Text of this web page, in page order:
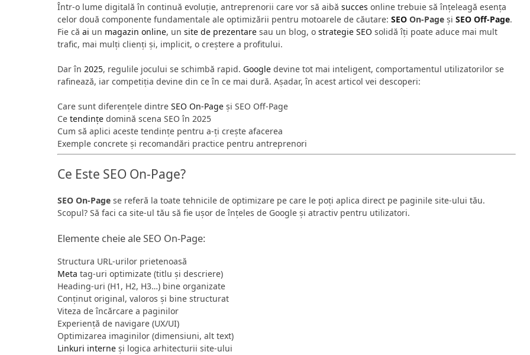
Într-o lume digitală în continuă evoluție, antreprenorii care vor să aibă succes online trebuie să înțeleagă esența
celor două componente fundamentale ale optimizării pentru motoarele de căutare: SEO On-Page și SEO Off-Page.
Fie că ai un magazin online, un site de prezentare sau un blog, o strategie SEO solidă îți poate aduce mai mult
trafic, mai mulți clienți și, implicit, o creștere a profitului.
Dar în 2025, regulile jocului se schimbă rapid. Google devine tot mai inteligent, comportamentul utilizatorilor se
rafinează, iar competiția devine din ce în ce mai dură. Așadar, în acest articol vei descoperi:
Care sunt diferențele dintre SEO On-Page și SEO Off-Page
Ce tendințe domină scena SEO în 2025
Cum să aplici aceste tendințe pentru a-ți crește afacerea
Exemple concrete și recomandări practice pentru antreprenori
Ce Este SEO On-Page?
SEO On-Page se referă la toate tehnicile de optimizare pe care le poți aplica direct pe paginile site-ului tău.
Scopul? Să faci ca site-ul tău să fie ușor de înțeles de Google și atractiv pentru utilizatori.
Elemente cheie ale SEO On-Page:
Structura URL-urilor prietenoasă
Meta tag-uri optimizate (titlu și descriere)
Heading-uri (H1, H2, H3…) bine organizate
Conținut original, valoros și bine structurat
Viteza de încărcare a paginilor
Experiență de navigare (UX/UI)
Optimizarea imaginilor (dimensiuni, alt text)
Linkuri interne și logica arhitecturii site-ului